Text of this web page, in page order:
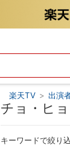
楽天TV > 出演
チョ・ヒ
キーワードで絞り